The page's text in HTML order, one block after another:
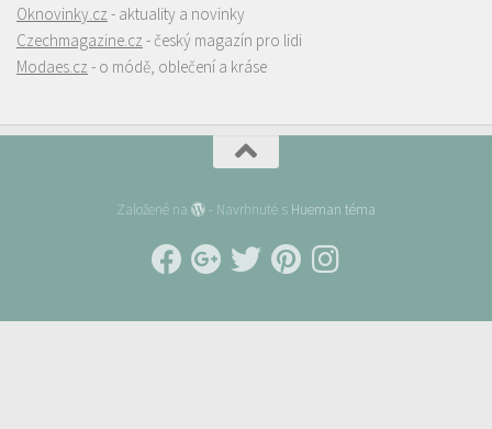
Oknovinky.cz - aktuality a novinky
Czechmagazine.cz - český magazín pro lidi
Modaes.cz - o módě, oblečení a kráse
Založené na - Navrhnuté s Hueman téma